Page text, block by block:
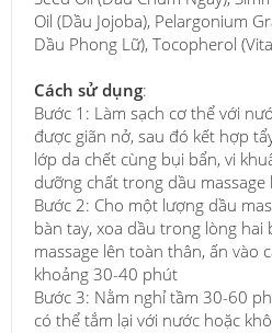
Oil (Dầu Jojoba), Pelargonium
Dầu Phong Lữ), Tocopherol
Cách sử dụng:
Bước 1: Làm sạch cơ thể với
được giãn nở, sau đó kết hợp
lớp da chết cùng bụi bẩn, vi
dưỡng chất trong dầu
Bước 2: Cho một lượng dầu
bàn tay, xoa dầu trong lòng hai
massage lên toàn thân, ấn vào
khoảng 30-40 phút
Bước 3: Nằm nghỉ tầm 30-60
có thể tắm lại với nước hoặc